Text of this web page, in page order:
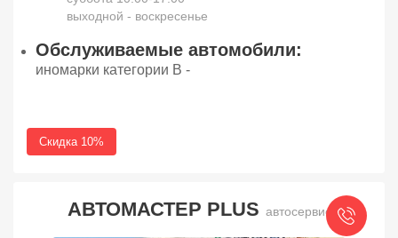
выходной - воскресенье
Обслуживаемые автомобили:
иномарки категории В -
Скидка 10%
АВТОМАСТЕР PLUS автосервис